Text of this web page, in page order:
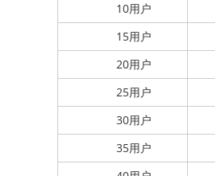
10用户
15用户
20用户
25用户
30用户
35用户